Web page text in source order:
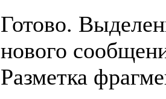
Готово.
нового
Разметка